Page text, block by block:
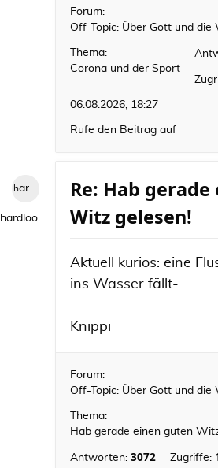
Forum:
Off-Topic: Über Gott und die
Thema:
Corona und der Sport
06.08.2026, 18:27
Rufe den Beitrag auf
hardlooper
hardlooper
Re: Hab
Witz gelesen!
Aktuell kurios: eine
ins Wasser fällt-
Knippi
Forum:
Off-Topic: Über Gott und die
Thema:
Hab gerade einen guten
Antworten: 3072 Zugriffe: